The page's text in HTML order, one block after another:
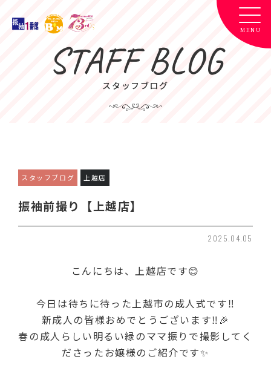
STAFF BLOG
スタッフブログ
スタッフブログ 上越店
振袖前撮り【上越店】
2025.04.05
こんにちは、上越店です😊
今日は待ちに待った上越市の成人式です‼
新成人の皆様おめでとうございます‼🎉
春の成人らしい明るい緑のママ振りで撮影してく
ださったお嬢様のご紹介です✨